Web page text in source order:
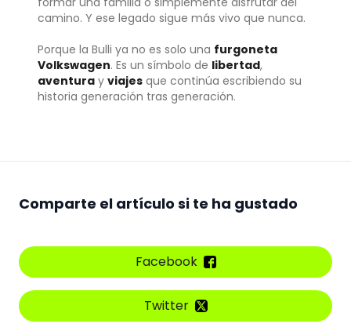
camino. Y ese legado sigue más vivo que nunca.
Porque la Bulli ya no es solo una furgoneta
Volkswagen. Es un símbolo de libertad,
aventura y viajes que continúa escribiendo su
historia generación tras generación.
Comparte el artículo si te ha gustado
Facebook
Twitter